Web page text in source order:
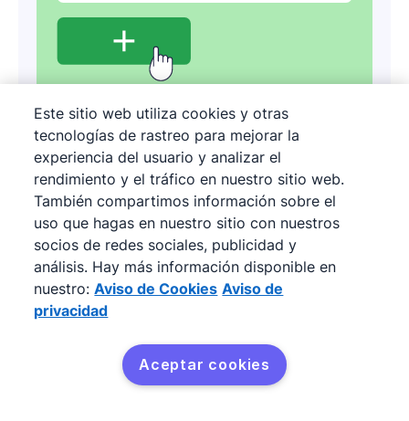
Complemento
LeadBooster
Obtén más prospectos con este conjunto de
herramientas de generación de prospectos
potente y fácil de usar. Además delChatbot
Chat en vivo, puedes captar prospectos
entrantes con las herramientas adecuadas como
tus Formularios web, o encontrar los prospectos
incluirse en cualquier plan CRM de Pipedrive. Este
complemento incluye:
Este sitio web utiliza cookies y otras
tecnologías de rastreo para mejorar la
experiencia del usuario y analizar el
rendimiento y el tráfico en nuestro sitio web.
También compartimos información sobre el
uso que hagas en nuestro sitio con nuestros
socios de redes sociales, publicidad y
análisis. Hay más información disponible en
nuestro: Aviso de Cookies Aviso de
privacidad
Aceptar cookies